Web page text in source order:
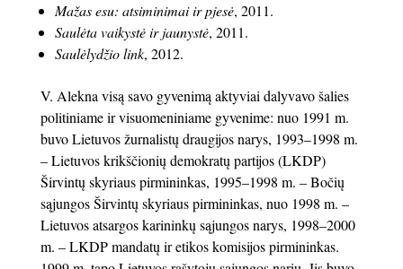
Mažas esu: atsiminimai ir pjesė, 2011.
Saulėta vaikystė ir jaunystė, 2011.
Saulėlydžio link, 2012.
V. Alekna visą savo gyvenimą aktyviai dalyvavo šalies
politiniame ir visuomeniniame gyvenime: nuo 1991 m.
buvo Lietuvos žurnalistų draugijos narys, 1993–1998 m.
– Lietuvos krikščionių demokratų partijos (LKDP)
Širvintų skyriaus pirmininkas, 1995–1998 m. – Bočių
sąjungos Širvintų skyriaus pirmininkas, nuo 1998 m. –
Lietuvos atsargos karininkų sąjungos narys, 1998–2000
m. – LKDP mandatų ir etikos komisijos pirmininkas.